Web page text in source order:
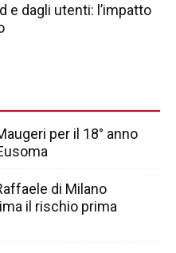
e dagli utenti: l’impatto
per il 18° anno
di Milano
il rischio prima